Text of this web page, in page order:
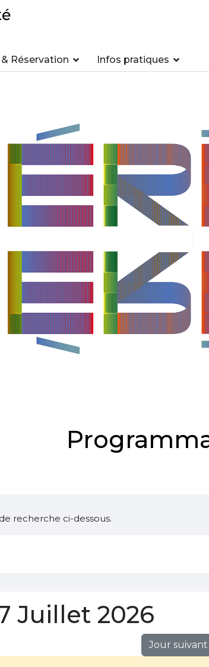
Réservation Infos pratiques
recherche ci-dessous.
Juillet 2026
Jour suivant